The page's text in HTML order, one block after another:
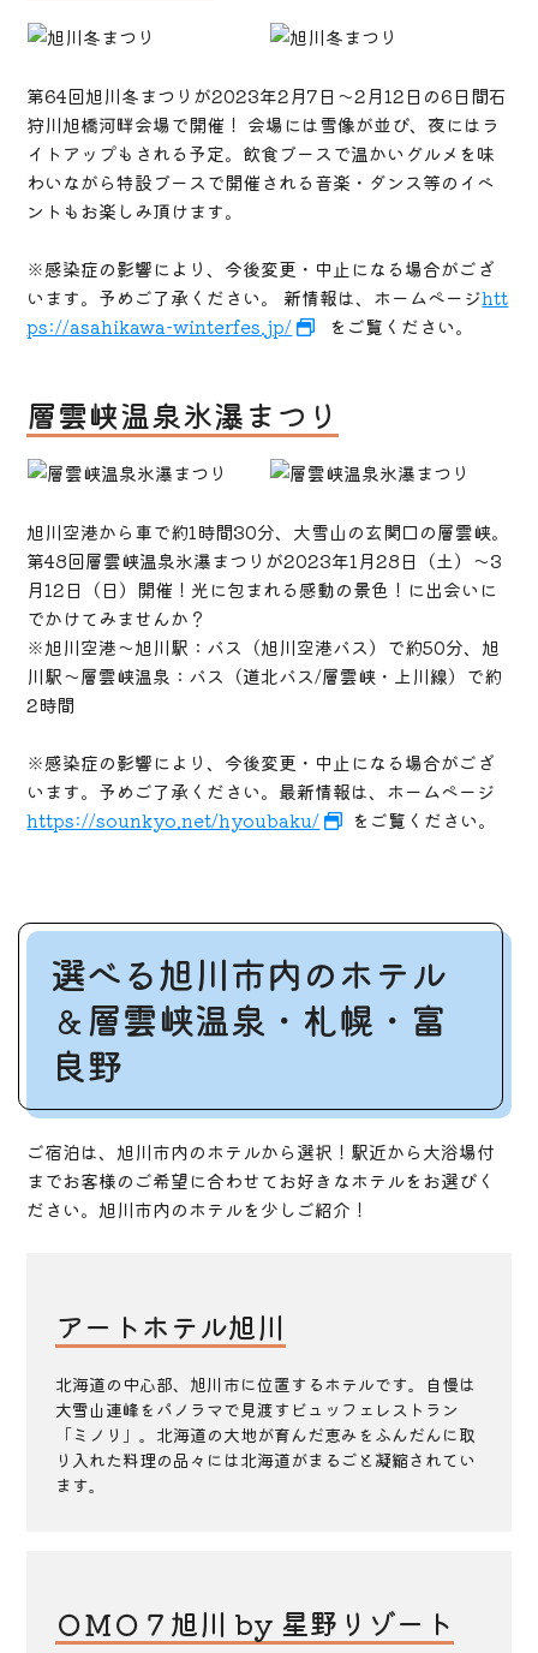
第64回旭川冬まつりが2023年2月7日～2月12日の6日間石
狩川旭橋河畔会場で開催！ 会場には雪像が並び、夜にはラ
イトアップもされる予定。飲食ブースで温かいグルメを味
わいながら特設ブースで開催される音楽・ダンス等のイベ
ントもお楽しみ頂けます。
※感染症の影響により、今後変更・中止になる場合がござ
います。予めご了承ください。 新情報は、ホームページhtt
ps://asahikawa-winterfes.jp/
をご覧ください。
層雲峡温泉氷瀑まつり
旭川空港から車で約1時間30分、大雪山の玄関口の層雲峡。
第48回層雲峡温泉氷瀑まつりが2023年1月28日（土）～3
月12日（日）開催！光に包まれる感動の景色！に出会いに
でかけてみませんか？
※旭川空港～旭川駅：バス（旭川空港バス）で約50分、旭
川駅～層雲峡温泉：バス（道北バス/層雲峡・上川線）で約
2時間
※感染症の影響により、今後変更・中止になる場合がござ
います。予めご了承ください。最新情報は、ホームページ
https://sounkyo.net/hyoubaku/
をご覧ください。
選べる旭川市内のホテル
＆層雲峡温泉・札幌・富
良野
ご宿泊は、旭川市内のホテルから選択！駅近から大浴場付
までお客様のご希望に合わせてお好きなホテルをお選びく
ださい。旭川市内のホテルを少しご紹介！
アートホテル旭川
北海道の中心部、旭川市に位置するホテルです。自慢は
大雪山連峰をパノラマで見渡すビュッフェレストラン
「ミノリ」。北海道の大地が育んだ恵みをふんだんに取
り入れた料理の品々には北海道がまるごと凝縮されてい
ます。
ＯＭＯ７旭川 by 星野リゾート